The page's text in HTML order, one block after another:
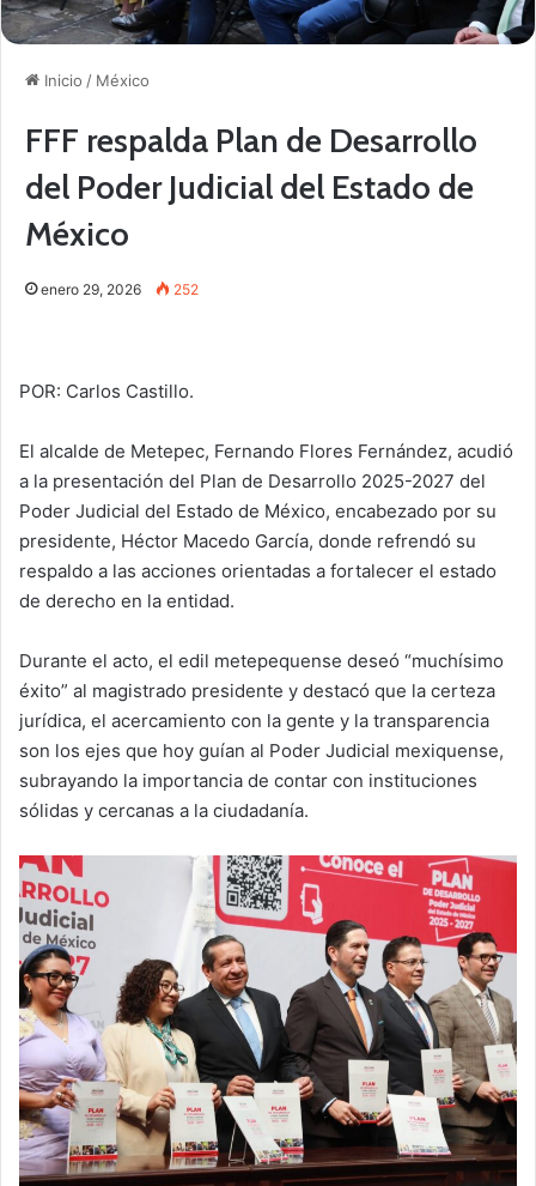
Inicio / México
FFF respalda Plan de Desarrollo
del Poder Judicial del Estado de
México
enero 29, 2026 252
POR: Carlos Castillo.
El alcalde de Metepec, Fernando Flores Fernández, acudió
a la presentación del Plan de Desarrollo 2025-2027 del
Poder Judicial del Estado de México, encabezado por su
presidente, Héctor Macedo García, donde refrendó su
respaldo a las acciones orientadas a fortalecer el estado
de derecho en la entidad.
Durante el acto, el edil metepequense deseó “muchísimo
éxito” al magistrado presidente y destacó que la certeza
jurídica, el acercamiento con la gente y la transparencia
son los ejes que hoy guían al Poder Judicial mexiquense,
subrayando la importancia de contar con instituciones
sólidas y cercanas a la ciudadanía.